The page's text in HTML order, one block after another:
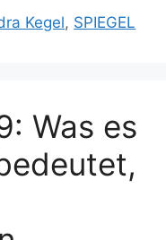
Kegel, SPIEGEL
Was es